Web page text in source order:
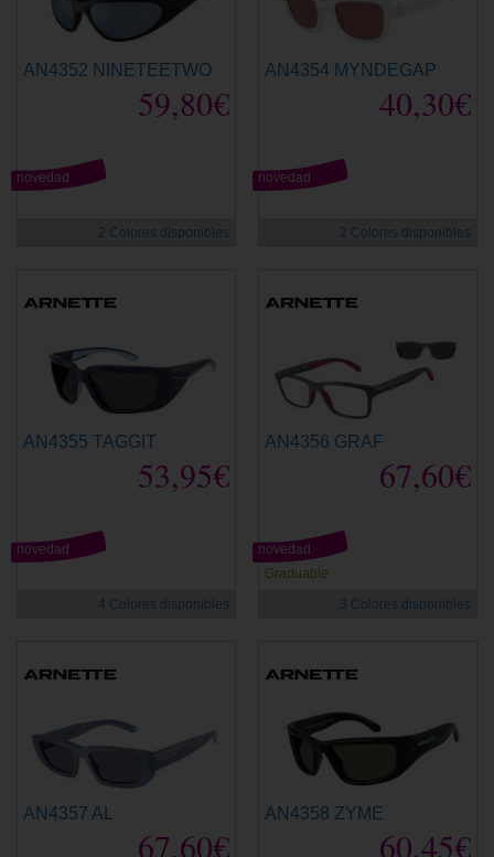
AN4352 NINETEETWO
59,80€
novedad
2 Colores disponibles
AN4354 MYNDEGAP
40,30€
novedad
2 Colores disponibles
AN4355 TAGGIT
53,95€
novedad
4 Colores disponibles
AN4356 GRAF
67,60€
Graduable
novedad
3 Colores disponibles
AN4357 AL
67,60€
AN4358 ZYME
60,45€